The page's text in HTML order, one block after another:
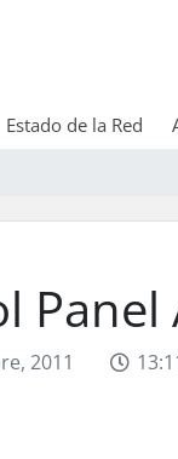
Estado de la Red
Panel
2011